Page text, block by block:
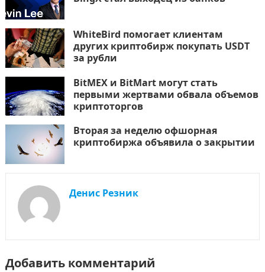
WhiteBird помогает клиентам
других криптобирж покупать USDT
за рубли
BitMEX и BitMart могут стать
первыми жертвами обвала объемов
криптоторгов
Вторая за неделю офшорная
криптобиржа объявила о закрытии
Денис Резник
Добавить комментарий